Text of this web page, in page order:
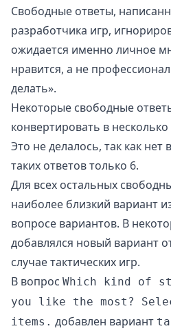
Свободные ответы,
разработчика игр,
ожидается именно личное
нравится, а не
делать».
Некоторые свободные
конвертировать в
Это не делалось, так как нет
таких ответов только 6.
Для всех остальных
наиболее близкий вариант
вопросе вариантов. В
добавлялся новый вариант
случае тактических игр.
В вопрос Which kind of
you like the most?
items. добавлен вариант